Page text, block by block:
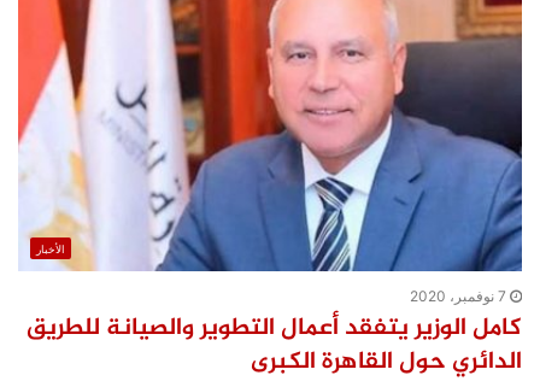
الأخبار
7 نوفمبر، 2020
كامل الوزير يتفقد أعمال التطوير والصيانة للطريق
الدائري حول القاهرة الكبرى